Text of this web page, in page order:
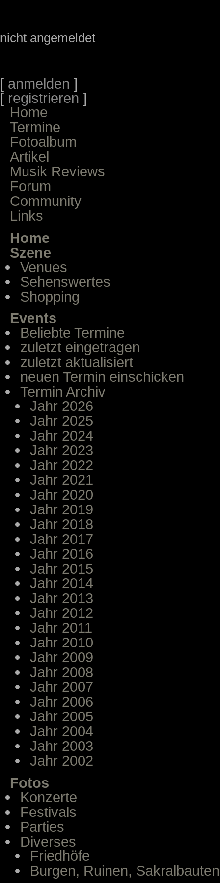
nicht angemeldet
[ anmelden ]
[ registrieren ]
Home
Termine
Fotoalbum
Artikel
Musik Reviews
Forum
Community
Links
Home
Szene
Venues
Sehenswertes
Shopping
Events
Beliebte Termine
zuletzt eingetragen
zuletzt aktualisiert
neuen Termin einschicken
Termin Archiv
Jahr 2026
Jahr 2025
Jahr 2024
Jahr 2023
Jahr 2022
Jahr 2021
Jahr 2020
Jahr 2019
Jahr 2018
Jahr 2017
Jahr 2016
Jahr 2015
Jahr 2014
Jahr 2013
Jahr 2012
Jahr 2011
Jahr 2010
Jahr 2009
Jahr 2008
Jahr 2007
Jahr 2006
Jahr 2005
Jahr 2004
Jahr 2003
Jahr 2002
Fotos
Konzerte
Festivals
Parties
Diverses
Friedhöfe
Burgen, Ruinen, Sakralbauten